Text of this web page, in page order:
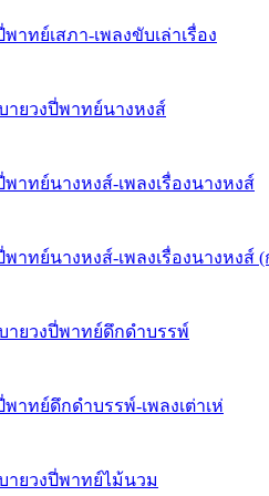
าทย์เสภา-เพลงขับเล่าเรื่อง
ายวงปี่พาทย์นางหงส์
พาทย์นางหงส์-เพลงเรื่องนางหงส์
พาทย์นางหงส์-เพลงเรื่องนางหงส์
ายวงปี่พาทย์ดึกดําบรรพ์
าทย์ดึกดําบรรพ์-เพลงเต่าเห่
ายวงปี่พาทย์ไม้นวม